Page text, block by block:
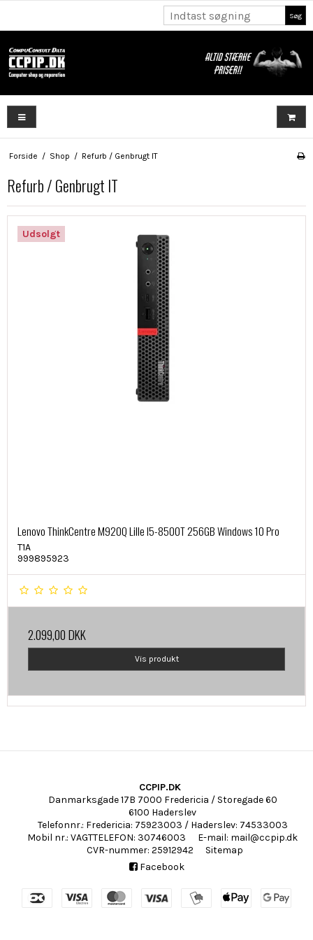
Søg
Forside / Shop / Refurb / Genbrugt IT
Refurb / Genbrugt IT
Udsolgt
Lenovo ThinkCentre M920Q Lille I5-8500T 256GB Windows 10 Pro
T1A
999895923
2.099,00 DKK
Vis produkt
CCPIP.DK
Danmarksgade 17B 7000 Fredericia / Storegade 60
6100 Haderslev
Telefonnr.: Fredericia: 75923003 / Haderslev: 74533003
Mobil nr.: VAGTTELEFON: 30746003 E-mail: mail@ccpip.dk
CVR-nummer: 25912942
Sitemap
Facebook